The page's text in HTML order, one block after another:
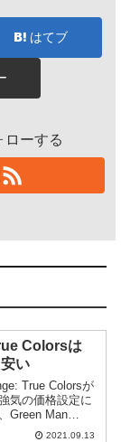
はてブ
ローする
Colorsは
い
True Colorsが
気の価格設定に
Green Man
ずっと安く購入
2021.09.13